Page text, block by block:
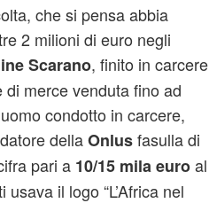
che si pensa abbia
2 milioni di euro negli
Scarano, finito in carcere
merce venduta fino ad
condotto in carcere,
dellaOnlusfasulla di
pari a 10/15 mila euroal
il logo “L’Africa nel